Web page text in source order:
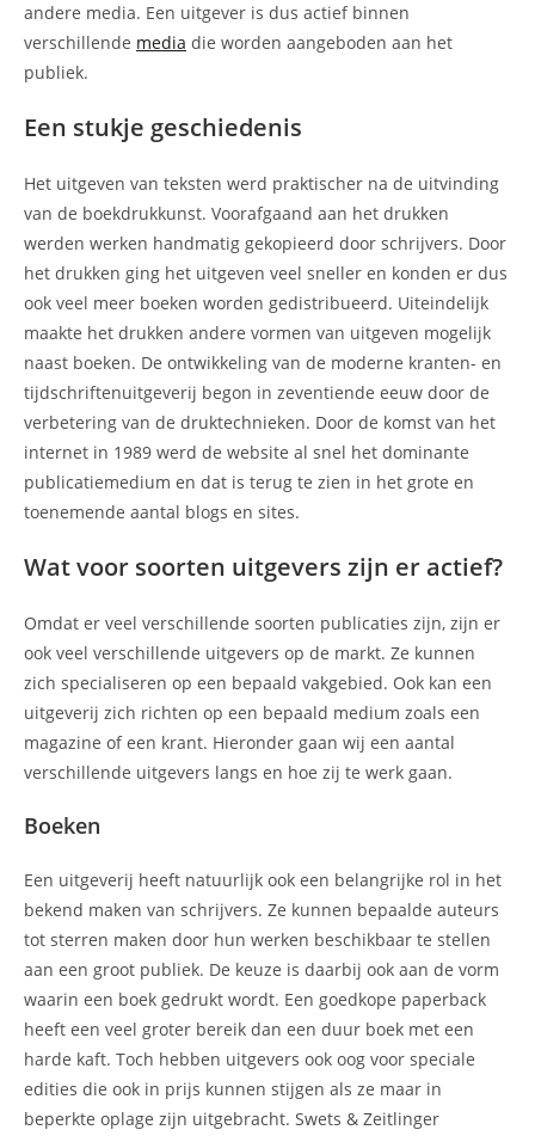
andere media. Een uitgever is dus actief binnen
verschillende media die worden aangeboden aan het
publiek.
Een stukje geschiedenis
Het uitgeven van teksten werd praktischer na de uitvinding
van de boekdrukkunst. Voorafgaand aan het drukken
werden werken handmatig gekopieerd door schrijvers. Door
het drukken ging het uitgeven veel sneller en konden er dus
ook veel meer boeken worden gedistribueerd. Uiteindelijk
maakte het drukken andere vormen van uitgeven mogelijk
naast boeken. De ontwikkeling van de moderne kranten- en
tijdschriftenuitgeverij begon in zeventiende eeuw door de
verbetering van de druktechnieken. Door de komst van het
internet in 1989 werd de website al snel het dominante
publicatiemedium en dat is terug te zien in het grote en
toenemende aantal blogs en sites.
Wat voor soorten uitgevers zijn er actief?
Omdat er veel verschillende soorten publicaties zijn, zijn er
ook veel verschillende uitgevers op de markt. Ze kunnen
zich specialiseren op een bepaald vakgebied. Ook kan een
uitgeverij zich richten op een bepaald medium zoals een
magazine of een krant. Hieronder gaan wij een aantal
verschillende uitgevers langs en hoe zij te werk gaan.
Boeken
Een uitgeverij heeft natuurlijk ook een belangrijke rol in het
bekend maken van schrijvers. Ze kunnen bepaalde auteurs
tot sterren maken door hun werken beschikbaar te stellen
aan een groot publiek. De keuze is daarbij ook aan de vorm
waarin een boek gedrukt wordt. Een goedkope paperback
heeft een veel groter bereik dan een duur boek met een
harde kaft. Toch hebben uitgevers ook oog voor speciale
edities die ook in prijs kunnen stijgen als ze maar in
beperkte oplage zijn uitgebracht. Swets & Zeitlinger